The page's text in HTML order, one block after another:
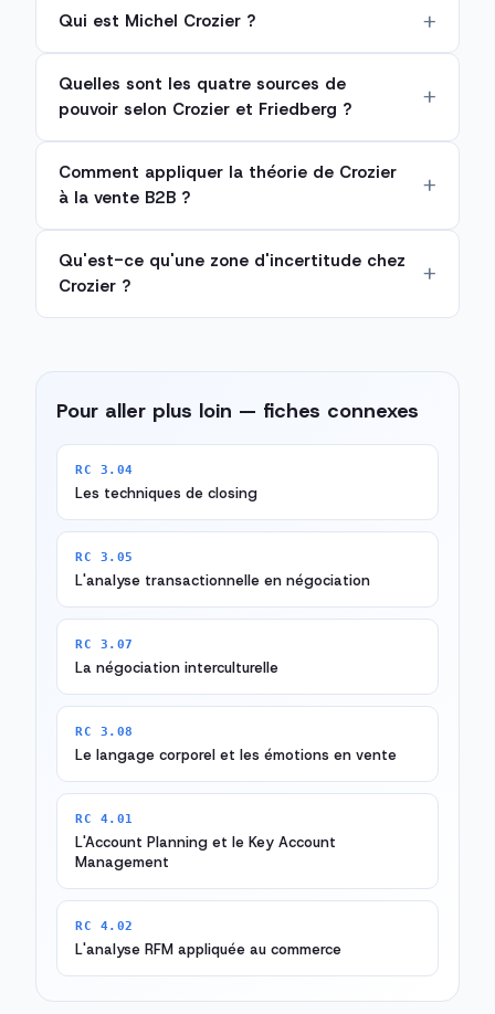
Qui est Michel Crozier ?
Quelles sont les quatre sources de
pouvoir selon Crozier et Friedberg ?
Comment appliquer la théorie de Crozier
à la vente B2B ?
Qu'est-ce qu'une zone d'incertitude chez
Crozier ?
Pour aller plus loin — fiches connexes
RC 3.04
Les techniques de closing
RC 3.05
L'analyse transactionnelle en négociation
RC 3.07
La négociation interculturelle
RC 3.08
Le langage corporel et les émotions en vente
RC 4.01
L'Account Planning et le Key Account
Management
RC 4.02
L'analyse RFM appliquée au commerce